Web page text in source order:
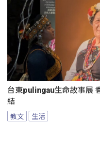
台東pulingau生命故事展
結
教文 生活